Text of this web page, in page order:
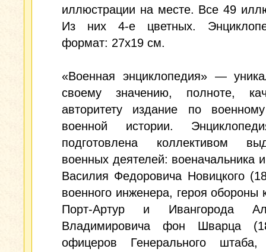
иллюстрации на месте. Все 49
Из них 4-е цветных.
формат: 27x19 см.
«Военная энциклопедия» —
своему значению, полноте,
авторитету издание по
военной истории.
подготовлена коллективом
военных деятелей: военачальника
Василия Федоровича Новицкого
военного инженера, героя обороны
Порт-Артур и Ивангорода
Владимировича фон Шварца
офицеров Генерального штаба,